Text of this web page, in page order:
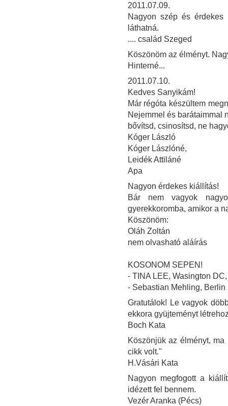
2011.07.09.
Nagyon szép és
láthatná.
.... család Szeged
Köszönöm az élményt.
Hinterné...
2011.07.10.
Kedves Sanyikám!
Már régóta készültem
Nejemmel és barátaimmal
bővítsd, csinosítsd, ne
Kóger László
Kóger Lászlóné,
Leidék Attiláné
Apa
Nagyon érdekes kiállítás!
Bár nem vagyok
gyerekkoromba, amikor a
Köszönöm:
Oláh Zoltán
nem olvasható aláírás
KOSONOM SEPEN!
- TINA LEE, Wasington
- Sebastian Mehling, Berlin
Gratutálok! Le vagyok
ekkora gyüjteményt
Boch Kata
Köszönjük az élményt,
cikk volt."
H.Vásári Kata
Nagyon megfogott a
idézett fel bennem.
Vezér Aranka (Pécs)